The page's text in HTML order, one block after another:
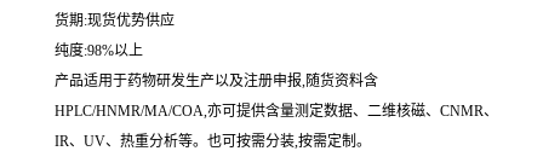
货期:现货优势供应
纯度:98%以上
产品适用于药物研发生产以及注册申报,随货资料含
HPLC/HNMR/MA/COA,亦可提供含量测定数据、二维核磁、CNMR、
IR、UV、热重分析等。也可按需分装,按需定制。